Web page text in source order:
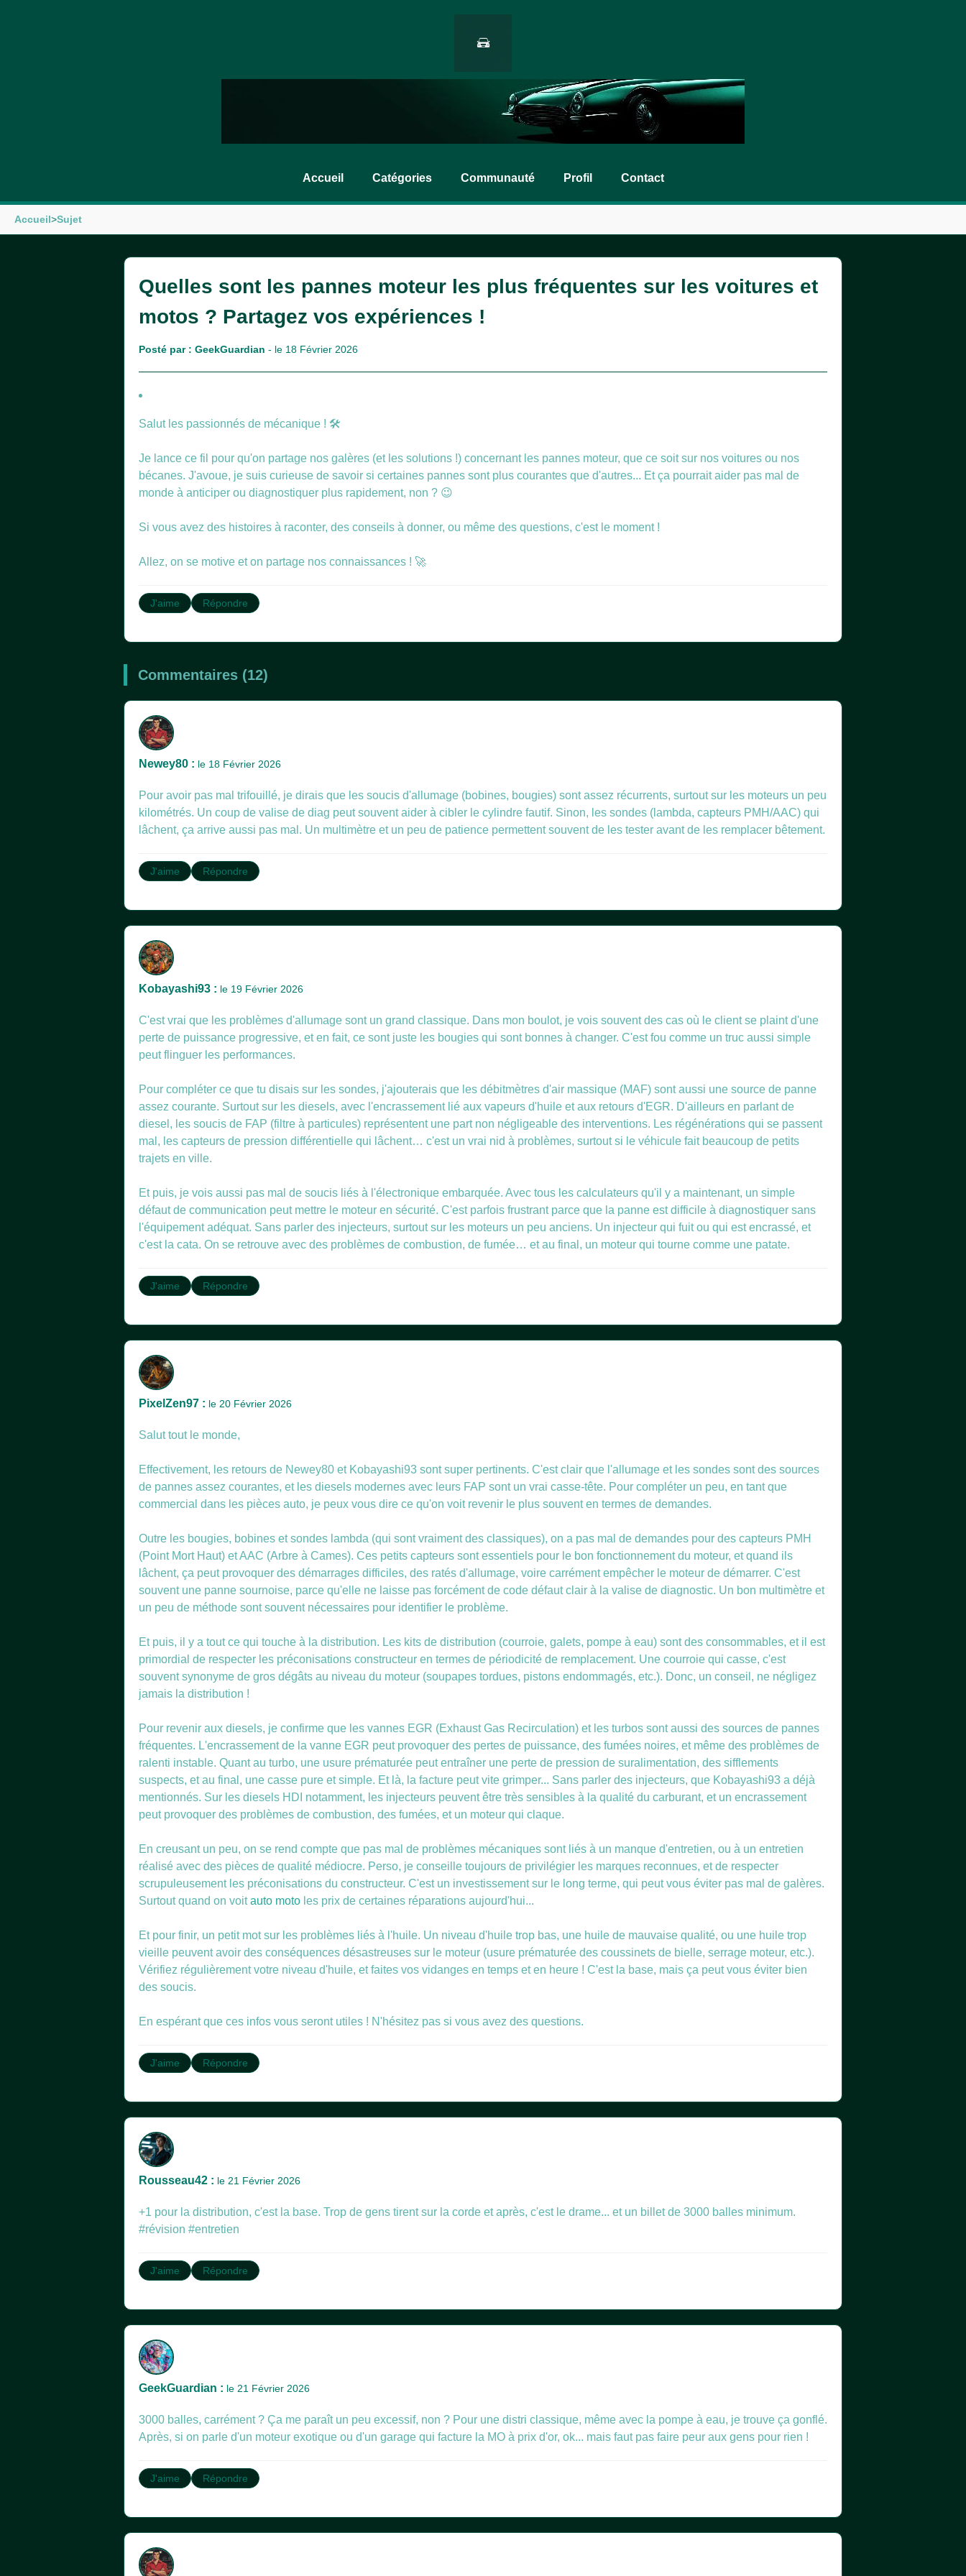
Accueil Catégories Communauté Profil Contact
Accueil>Sujet
Quelles sont les pannes moteur les plus fréquentes sur les voitures et
motos ? Partagez vos expériences !
Posté par : GeekGuardian - le 18 Février 2026
Salut les passionnés de mécanique ! 🛠️
Je lance ce fil pour qu'on partage nos galères (et les solutions !) concernant les pannes moteur, que ce soit sur nos voitures ou nos
bécanes. J'avoue, je suis curieuse de savoir si certaines pannes sont plus courantes que d'autres... Et ça pourrait aider pas mal de
monde à anticiper ou diagnostiquer plus rapidement, non ? 😉
Si vous avez des histoires à raconter, des conseils à donner, ou même des questions, c'est le moment !
Allez, on se motive et on partage nos connaissances ! 🚀
J'aime Répondre
Commentaires (12)
Newey80 : le 18 Février 2026
Pour avoir pas mal trifouillé, je dirais que les soucis d'allumage (bobines, bougies) sont assez récurrents, surtout sur les moteurs un peu
kilométrés. Un coup de valise de diag peut souvent aider à cibler le cylindre fautif. Sinon, les sondes (lambda, capteurs PMH/AAC) qui
lâchent, ça arrive aussi pas mal. Un multimètre et un peu de patience permettent souvent de les tester avant de les remplacer bêtement.
J'aime Répondre
Kobayashi93 : le 19 Février 2026
C'est vrai que les problèmes d'allumage sont un grand classique. Dans mon boulot, je vois souvent des cas où le client se plaint d'une
perte de puissance progressive, et en fait, ce sont juste les bougies qui sont bonnes à changer. C'est fou comme un truc aussi simple
peut flinguer les performances.
Pour compléter ce que tu disais sur les sondes, j'ajouterais que les débitmètres d'air massique (MAF) sont aussi une source de panne
assez courante. Surtout sur les diesels, avec l'encrassement lié aux vapeurs d'huile et aux retours d'EGR. D'ailleurs en parlant de
diesel, les soucis de FAP (filtre à particules) représentent une part non négligeable des interventions. Les régénérations qui se passent
mal, les capteurs de pression différentielle qui lâchent… c'est un vrai nid à problèmes, surtout si le véhicule fait beaucoup de petits
trajets en ville.
Et puis, je vois aussi pas mal de soucis liés à l'électronique embarquée. Avec tous les calculateurs qu'il y a maintenant, un simple
défaut de communication peut mettre le moteur en sécurité. C'est parfois frustrant parce que la panne est difficile à diagnostiquer sans
l'équipement adéquat. Sans parler des injecteurs, surtout sur les moteurs un peu anciens. Un injecteur qui fuit ou qui est encrassé, et
J'aime Répondre
PixelZen97 : le 20 Février 2026
Salut tout le monde,
Effectivement, les retours de Newey80 et Kobayashi93 sont super pertinents. C'est clair que l'allumage et les sondes sont des sources
de pannes assez courantes, et les diesels modernes avec leurs FAP sont un vrai casse-tête. Pour compléter un peu, en tant que
commercial dans les pièces auto, je peux vous dire ce qu'on voit revenir le plus souvent en termes de demandes.
Outre les bougies, bobines et sondes lambda (qui sont vraiment des classiques), on a pas mal de demandes pour des capteurs PMH
(Point Mort Haut) et AAC (Arbre à Cames). Ces petits capteurs sont essentiels pour le bon fonctionnement du moteur, et quand ils
lâchent, ça peut provoquer des démarrages difficiles, des ratés d'allumage, voire carrément empêcher le moteur de démarrer. C'est
souvent une panne sournoise, parce qu'elle ne laisse pas forcément de code défaut clair à la valise de diagnostic. Un bon multimètre et
un peu de méthode sont souvent nécessaires pour identifier le problème.
Et puis, il y a tout ce qui touche à la distribution. Les kits de distribution (courroie, galets, pompe à eau) sont des consommables, et il est
primordial de respecter les préconisations constructeur en termes de périodicité de remplacement. Une courroie qui casse, c'est
souvent synonyme de gros dégâts au niveau du moteur (soupapes tordues, pistons endommagés, etc.). Donc, un conseil, ne négligez
jamais la distribution !
Pour revenir aux diesels, je confirme que les vannes EGR (Exhaust Gas Recirculation) et les turbos sont aussi des sources de pannes
fréquentes. L'encrassement de la vanne EGR peut provoquer des pertes de puissance, des fumées noires, et même des problèmes de
ralenti instable. Quant au turbo, une usure prématurée peut entraîner une perte de pression de suralimentation, des sifflements
suspects, et au final, une casse pure et simple. Et là, la facture peut vite grimper... Sans parler des injecteurs, que Kobayashi93 a déjà
mentionnés. Sur les diesels HDI notamment, les injecteurs peuvent être très sensibles à la qualité du carburant, et un encrassement
peut provoquer des problèmes de combustion, des fumées, et un moteur qui claque.
En creusant un peu, on se rend compte que pas mal de problèmes mécaniques sont liés à un manque d'entretien, ou à un entretien
réalisé avec des pièces de qualité médiocre. Perso, je conseille toujours de privilégier les marques reconnues, et de respecter
scrupuleusement les préconisations du constructeur. C'est un investissement sur le long terme, qui peut vous éviter pas mal de galères.
Surtout quand on voitauto moto les prix de certaines réparations aujourd'hui...
Et pour finir, un petit mot sur les problèmes liés à l'huile. Un niveau d'huile trop bas, une huile de mauvaise qualité, ou une huile trop
vieille peuvent avoir des conséquences désastreuses sur le moteur (usure prématurée des coussinets de bielle, serrage moteur, etc.).
Vérifiez régulièrement votre niveau d'huile, et faites vos vidanges en temps et en heure ! C'est la base, mais ça peut vous éviter bien
des soucis.
En espérant que ces infos vous seront utiles ! N'hésitez pas si vous avez des questions.
J'aime Répondre
Rousseau42 : le 21 Février 2026
+1 pour la distribution, c'est la base. Trop de gens tirent sur la corde et après, c'est le drame... et un billet de 3000 balles minimum.
#révision #entretien
J'aime Répondre
GeekGuardian : le 21 Février 2026
3000 balles, carrément ? Ça me paraît un peu excessif, non ? Pour une distri classique, même avec la pompe à eau, je trouve ça gonflé.
Après, si on parle d'un moteur exotique ou d'un garage qui facture la MO à prix d'or, ok... mais faut pas faire peur aux gens pour rien !
J'aime Répondre